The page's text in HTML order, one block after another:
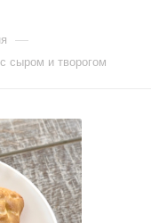
—
сыром и творогом